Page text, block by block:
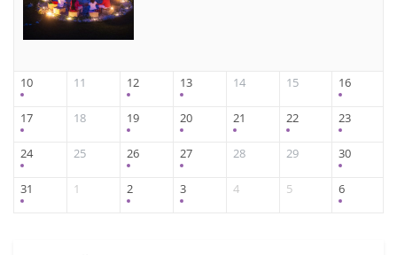
10 11 12 13 14 15 16
17 18 19 20 21 22 23
24 25 26 27 28 29 30
31 1 2 3 4 5 6